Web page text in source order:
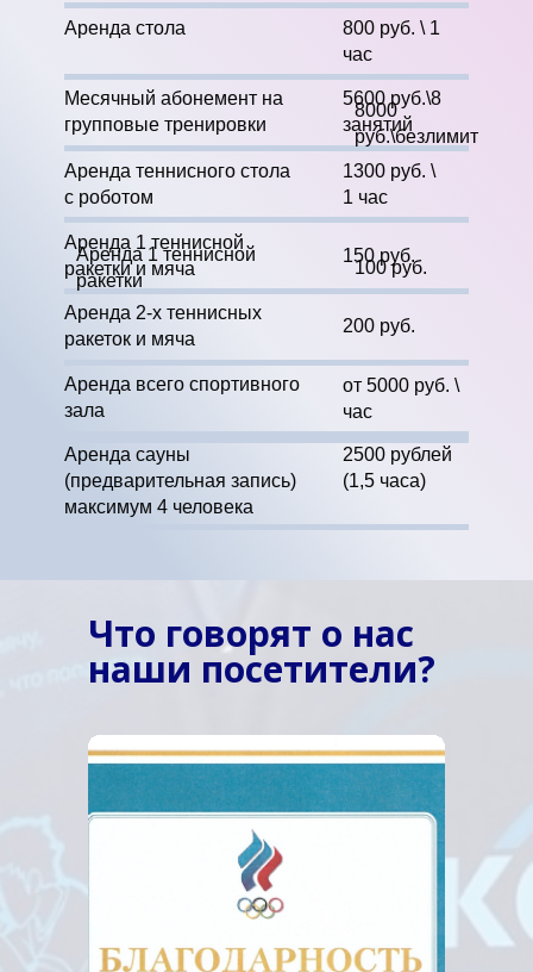
200 руб.
800 руб. \ 1
час
Аренда стола
Месячный абонемент на
групповые тренировки
5600 руб.\8
занятий
8000
руб.\безлимит
150 руб.
100 руб.
Аренда 1 теннисной
ракетки и мяча
Аренда 1 теннисной
ракетки
Аренда 2-х теннисных
ракеток и мяча
от 5000 руб. \
час
Аренда всего спортивного
зала
Аренда сауны
(предварительная запись)
максимум 4 человека
2500 рублей
(1,5 часа)
1300 руб. \
1 час
Аренда теннисного стола
с роботом
Что говорят о нас
наши посетители?